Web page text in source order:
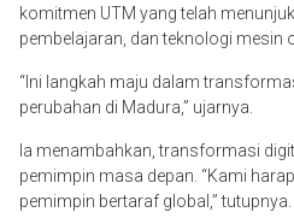
komitmen UTM yang telah
pembelajaran, dan teknologi mesin
“Ini langkah maju dalam
perubahan di Madura,” ujarnya.
Ia menambahkan, transformasi
pemimpin masa depan. “Kami
pemimpin bertaraf global,” tutupnya.